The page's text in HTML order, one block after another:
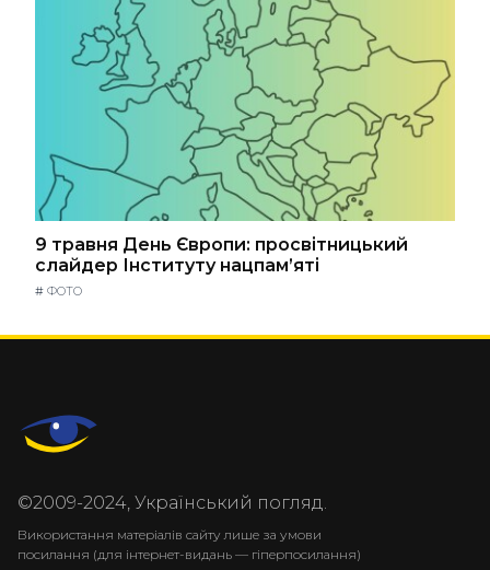
9 травня День Європи: просвітницький
слайдер Інституту нацпам’яті
# ФОТО
©2009-2024, Український погляд.
Використання матеріалів сайту лише за умови
посилання (для інтернет-видань — гіперпосилання)